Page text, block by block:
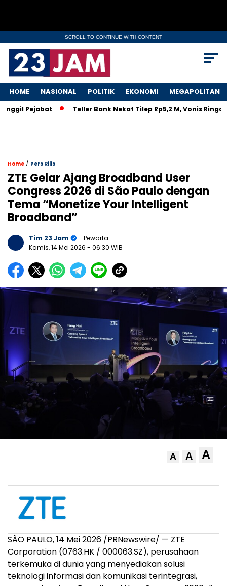
SCROLL TO CONTINUE WITH CONTENT
HOME NASIONAL POLITIK EKONOMI MEGAPOLITAN
Pejabat Teller Bank Nekat Tilep Rp5,2 M, Vonis Ringan
Home / Pers Rilis
ZTE Gelar Ajang Broadband User
Congress 2026 di São Paulo dengan
Tema “Monetize Your Intelligent
Broadband”
Tim 23 Jam
- Pewarta
Kamis, 14 Mei 2026 - 06:30 WIB
A A A
SÃO PAULO,14 Mei 2026 /PRNewswire/ — ZTE
Corporation (0763.HK / 000063.SZ), perusahaan
terkemuka di dunia yang menyediakan solusi
teknologi informasi dan komunikasi terintegrasi,